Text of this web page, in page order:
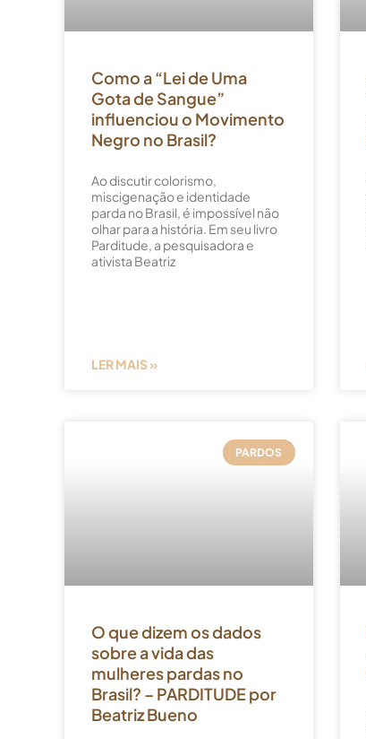
Como a “Lei de Uma
Gota de Sangue”
influenciou o Movimento
Negro no Brasil?
Ao discutir colorismo,
miscigenação e identidade
parda no Brasil, é impossível não
olhar para a história. Em seu livro
Parditude, a pesquisadora e
ativista Beatriz
LER MAIS »
PARDOS
O que dizem os dados
sobre a vida das
mulheres pardas no
Brasil? – PARDITUDE por
Beatriz Bueno